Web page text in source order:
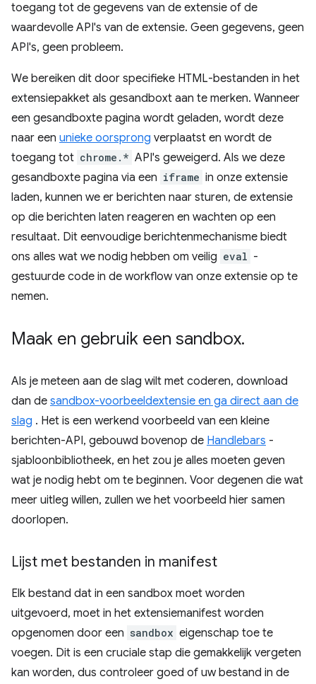
toegang tot de gegevens van de extensie of de
waardevolle API's van de extensie. Geen gegevens, geen
API's, geen probleem.
We bereiken dit door specifieke HTML-bestanden in het
extensiepakket als gesandboxt aan te merken. Wanneer
een gesandboxte pagina wordt geladen, wordt deze
naar een unieke oorsprong verplaatst en wordt de
toegang tot chrome.* API's geweigerd. Als we deze
gesandboxte pagina via een iframe in onze extensie
laden, kunnen we er berichten naar sturen, de extensie
op die berichten laten reageren en wachten op een
resultaat. Dit eenvoudige berichtenmechanisme biedt
ons alles wat we nodig hebben om veilig eval -
gestuurde code in de workflow van onze extensie op te
nemen.
Maak en gebruik een sandbox.
Als je meteen aan de slag wilt met coderen, download
dan de sandbox-voorbeeldextensie en ga direct aan de
slag . Het is een werkend voorbeeld van een kleine
berichten-API, gebouwd bovenop de Handlebars -
sjabloonbibliotheek, en het zou je alles moeten geven
wat je nodig hebt om te beginnen. Voor degenen die wat
meer uitleg willen, zullen we het voorbeeld hier samen
doorlopen.
Lijst met bestanden in manifest
Elk bestand dat in een sandbox moet worden
uitgevoerd, moet in het extensiemanifest worden
opgenomen door een sandbox eigenschap toe te
voegen. Dit is een cruciale stap die gemakkelijk vergeten
kan worden, dus controleer goed of uw bestand in de